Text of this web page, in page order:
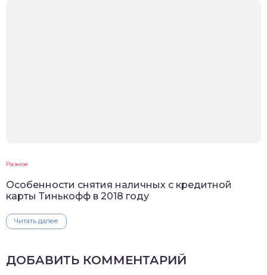
Разное
Особенности снятия наличных с кредитной
карты Тинькофф в 2018 году
Читать далее
ДОБАВИТЬ КОММЕНТАРИЙ